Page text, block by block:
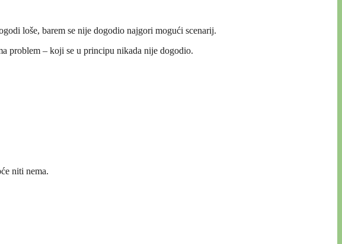
loše, barem se nije dogodio najgori mogući scenarij.
problem – koji se u principu nikada nije dogodio.
niti nema.